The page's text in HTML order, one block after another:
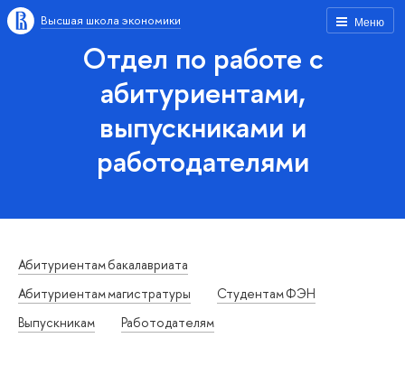
Меню
Высшая школа экономики
Отдел по работе с
абитуриентами,
выпускниками и
работодателями
Абитуриентам бакалавриата
Абитуриентам магистратуры
Студентам ФЭН
Выпускникам
Работодателям